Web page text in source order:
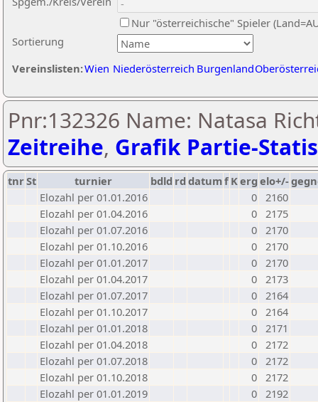
Sortierung
Nur "österreichische" Spieler
Vereinslisten:Wien Niederösterreich Burgenland
Pnr:132326 Name: Natasa
Zeitreihe, Grafik Partie-
tnrSt turnier bdld rd datumf Kerg elo+/-
Elozahl per 01.01.2016
0 2160
Elozahl per 01.04.2016
0 2175
Elozahl per 01.07.2016
0 2170
Elozahl per 01.10.2016
0 2170
Elozahl per 01.01.2017
0 2170
Elozahl per 01.04.2017
0 2173
Elozahl per 01.07.2017
0 2164
Elozahl per 01.10.2017
0 2164
Elozahl per 01.01.2018
0 2171
Elozahl per 01.04.2018
0 2172
Elozahl per 01.07.2018
0 2172
Elozahl per 01.10.2018
0 2172
Elozahl per 01.01.2019
0 2192